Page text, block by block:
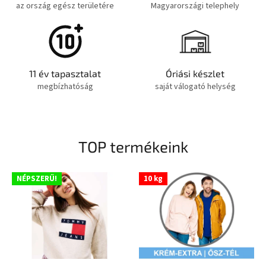
v
e
az ország egész területére Magyarországi telephely
11 év tapasztalat
megbízhatóság
Óriási készlet
saját válogató helység
TOP termékeink
NÉPSZERŰ! 10 kg